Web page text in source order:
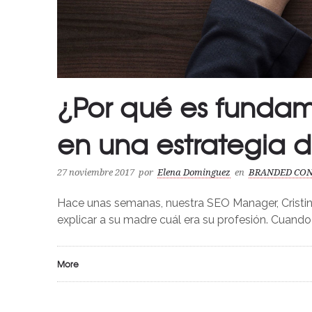
¿Por qué es
en una estrategia
27 noviembre 2017 por Elena Dominguez en BRANDED
Hace unas semanas, nuestra SEO Manager,
explicar a su madre cuál era su profesión.
More